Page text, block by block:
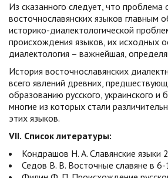
Из сказанного следует, что проблема
восточнославянских языков главным
историко-диалектологической
происхождения языков, их исходных
диалектология – важнейшая,
История восточнославянских
всего явлений древних,
образованию русского, украинского и
многие из которых стали
этих языков.
VII. Список литературы:
Кондрашов Н. А. Славянские языки
Седов В. В. Восточные славяне в